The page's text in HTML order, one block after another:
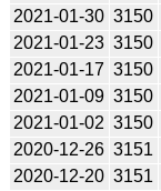
2021-01-30 3150
2021-01-23 3150
2021-01-17 3150
2021-01-09 3150
2021-01-02 3150
2020-12-26 3151
2020-12-20 3151